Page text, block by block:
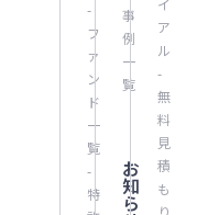
-
フ
ァ
ン
ド
一
覧
-
特
事
例
一
覧
お
知
ら
イ
ア
ル
-
無
料
見
積
も